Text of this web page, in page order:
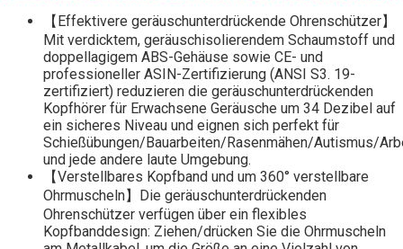
【Effektivere geräuschunterdrückende Ohrenschützer】
Mit verdicktem, geräuschisolierendem Schaumstoff und
doppellagigem ABS-Gehäuse sowie CE- und
professioneller ASIN-Zertifizierung (ANSI S3. 19-
zertifiziert) reduzieren die geräuschunterdrückenden
Kopfhörer für Erwachsene Geräusche um 34 Dezibel auf
ein sicheres Niveau und eignen sich perfekt für
Schießübungen/Bauarbeiten/Rasenmähen/Autismus/
und jede andere laute Umgebung.
【Verstellbares Kopfband und um 360° verstellbare
Ohrmuscheln】Die geräuschunterdrückenden
Ohrenschützer verfügen über ein flexibles
Kopfbanddesign: Ziehen/drücken Sie die Ohrmuscheln